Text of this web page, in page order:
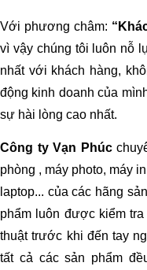
Với phương châm:
vì vậy chúng tôi luôn nỗ
nhất với khách hàng,
động kinh doanh của
sự hài lòng cao nhất.
Công ty Vạn Phúc
phòng , máy photo, máy
laptop... của các hãng
phẩm luôn được kiểm
thuật trước khi đến tay
tất cả các sản phẩm